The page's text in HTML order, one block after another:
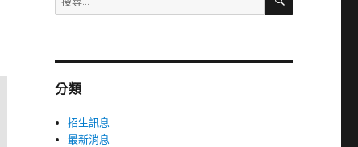
尋
字:
分類
招生訊息
最新消息